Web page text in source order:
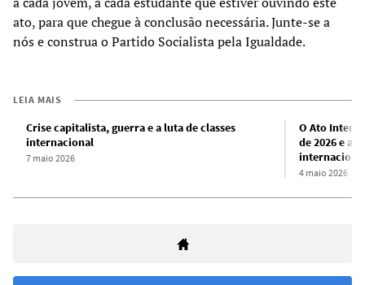
ato, para que chegue à conclusão necessária. Junte-se a
nós e construa o Partido Socialista pela Igualdade.
LEIA MAIS
Crise capitalista, guerra e a luta de classes
internacional
7 maio 2026
O Ato
de 2026 e
4 maio 2026